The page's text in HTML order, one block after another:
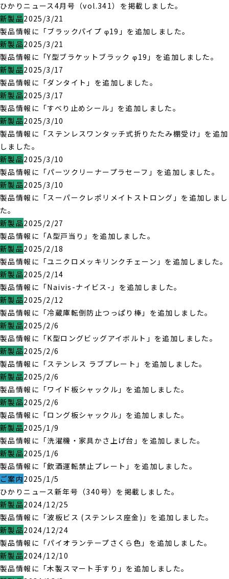
ひかりニュース4月号（vol.341）を掲載しました。
新製品2025/3/21
製品情報に「ブラックパイプ φ19」を追加しました。
新製品2025/3/21
製品情報に「Y型ブラケットブラック φ19」を追加しました。
新製品2025/3/17
製品情報に「ダンタイト」を追加しました。
新製品2025/3/17
製品情報に「すべり止めシール」を追加しました。
新製品2025/3/10
製品情報に「ステンレスワンタッチ式折りたたみ棚受け」を追加
しました。
新製品2025/3/10
製品情報に「パーツクリーナープラセーフ」を追加しました。
新製品2025/3/10
製品情報に「スーパークレポリメイトストロング」を追加しまし
た。
新製品2025/2/27
製品情報に「A型戸当り」を追加しました。
新製品2025/2/18
製品情報に「ユニクロメッキリンクチェーン」を追加しました。
新製品2025/2/14
製品情報に「Naivis-ナイビス-」を追加しました。
新製品2025/2/12
製品情報に「冷蔵庫転倒防止つっぱり棒」を追加しました。
新製品2025/2/6
製品情報に「K型ロングビッグアイボルト」を追加しました。
新製品2025/2/6
製品情報に「ステンレス ラブプレート」を追加しました。
新製品2025/2/6
製品情報に「ワイド板シャックル」を追加しました。
新製品2025/2/6
製品情報に「ロング板シャックル」を追加しました。
新製品2025/1/9
製品情報に「洗濯機・家具かさ上げ台」を追加しました。
新製品2025/1/6
製品情報に「飲酒運転禁止プレート」を追加しました。
ご案内2025/1/5
ひかりニュース新年号（340号）を掲載しました。
新製品2024/12/25
製品情報に「波板ビス (ステンレス座金)」を追加しました。
新製品2024/12/24
製品情報に「パイオランテープさくら色」を追加しました。
新製品2024/12/10
製品情報に「木製スマート手すり」を追加しました。